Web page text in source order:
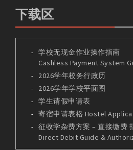
下载区
学校无现金作业操作指南
Cashless Payment System
2026学年校务行政历
2026学年学校平面图
学生请假申请表
寄宿申请表格 Hostel
征收学杂费方案 – 直接缴费
Direct Debit Guide &